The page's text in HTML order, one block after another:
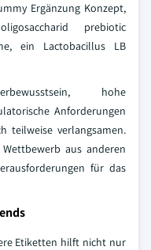
Ergänzung Konzept,
prebiotic
ein Lactobacillus LB
hohe
Anforderungen
teilweise verlangsamen.
aus anderen
für das
Etiketten hilft nicht nur